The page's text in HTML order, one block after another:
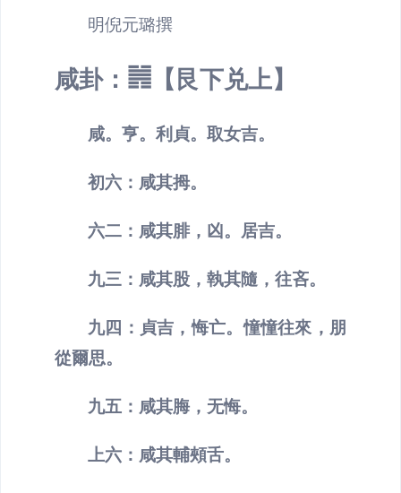
明倪元璐撰
咸卦： ䷞【艮下兑上】
咸。亨。利貞。取女吉。
初六： 咸其拇。
六二： 咸其腓，凶。居吉。
九三： 咸其股，執其隨，往吝。
九四： 貞吉，悔亡。憧憧往來，朋
從爾思。
九五： 咸其脢，无悔。
上六： 咸其輔頰舌。